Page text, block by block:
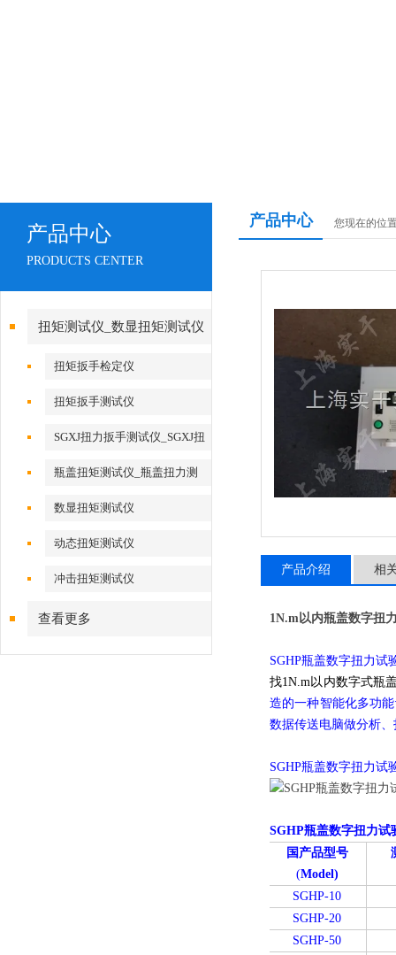
产品中心
PRODUCTS CENTER
扭矩测试仪_数显扭矩测试仪
扭矩扳手检定仪
扭矩扳手测试仪
SGXJ扭力扳手测试仪_SGXJ扭
力扳手校准仪
瓶盖扭矩测试仪_瓶盖扭力测
试仪
数显扭矩测试仪
动态扭矩测试仪
冲击扭矩测试仪
查看更多
产品中心 您现在的位
产品介绍 相
1N.m以内瓶盖数字扭
SGHP瓶盖数字扭力试
找1N.m以内数字式瓶
造的一种智能化多功
数据传送电脑做分析
SGHP瓶盖数字扭力试
SGHP瓶盖数字扭力试
国产品型号
(Model)
SGHP-10
SGHP-20
SGHP-50